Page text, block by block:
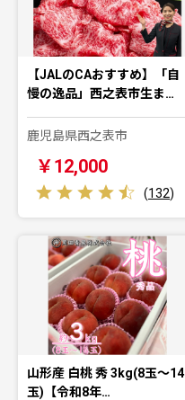
【JALのCAおすすめ】「自
慢の逸品」西之表市生ま…
鹿児島県西之表市
￥12,000
(132)
山形産 白桃 秀 3kg(8玉～14
玉)【令和8年…